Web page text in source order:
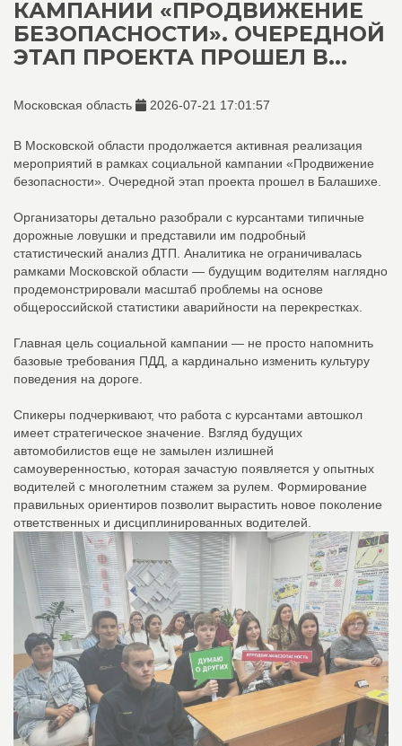
КАМПАНИИ «ПРОДВИЖЕНИЕ
БЕЗОПАСНОСТИ». ОЧЕРЕДНОЙ
ЭТАП ПРОЕКТА ПРОШЕЛ В...
Московская область 2026-07-21 17:01:57
В Московской области продолжается активная реализация
мероприятий в рамках социальной кампании «Продвижение
безопасности». Очередной этап проекта прошел в Балашихе.
Организаторы детально разобрали с курсантами типичные
дорожные ловушки и представили им подробный
статистический анализ ДТП. Аналитика не ограничивалась
рамками Московской области — будущим водителям наглядно
продемонстрировали масштаб проблемы на основе
общероссийской статистики аварийности на перекрестках.
Главная цель социальной кампании — не просто напомнить
базовые требования ПДД, а кардинально изменить культуру
поведения на дороге.
Спикеры подчеркивают, что работа с курсантами автошкол
имеет стратегическое значение. Взгляд будущих
автомобилистов еще не замылен излишней
самоуверенностью, которая зачастую появляется у опытных
водителей с многолетним стажем за рулем. Формирование
правильных ориентиров позволит вырастить новое поколение
ответственных и дисциплинированных водителей.